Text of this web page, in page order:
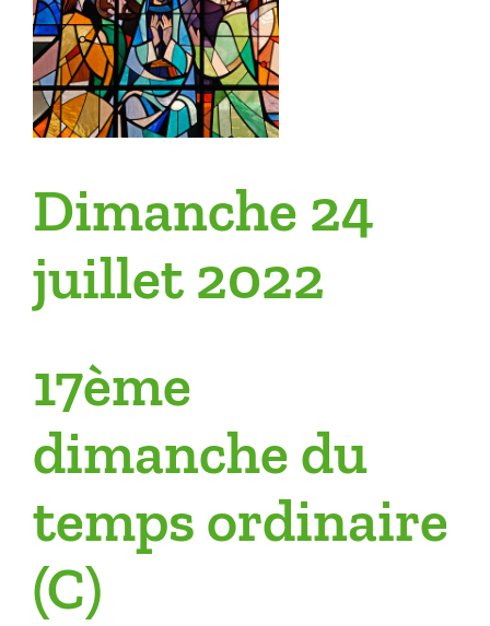
Dimanche 24
juillet 2022
17ème
dimanche du
temps ordinaire
(C)